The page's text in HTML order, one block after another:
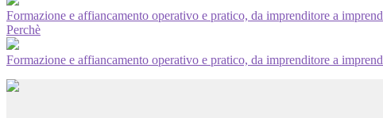
Formazione e affiancamento operativo e pratico, da imprenditore a
Perchè
Formazione e affiancamento operativo e pratico, da imprenditore a